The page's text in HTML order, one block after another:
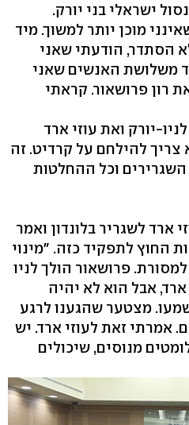
ישראלי בני יורק.
מוכן יותר למשוך. מיד
הסתדר, הודעתי שאני
משלושת האנשים שאני
רון פרושאור. קראתי
יורק ואת עוזי ארד
להילחם על קרדיט. זה
וכל ההחלטות
ארד לשגריר בלונדון ואמר
החוץ לתפקיד כזה. "מינוי
פרושאור הולך לניו
אבל הוא לא יהיה
מצטער שהגענו לרגע
אמרתי זאת לעוזי ארד. יש
מנוסים, שיכולים